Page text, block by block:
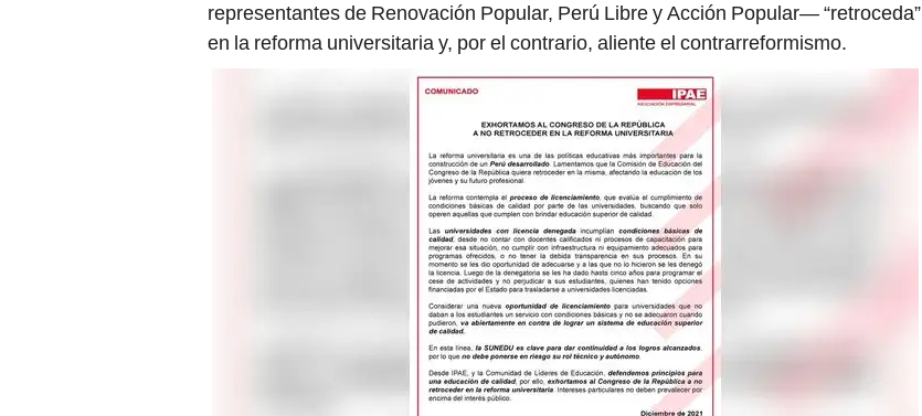
representantes de Renovación Popular, Perú Libre y Acción Popular— “retroceda”
en la reforma universitaria y, por el contrario, aliente el contrarreformismo.